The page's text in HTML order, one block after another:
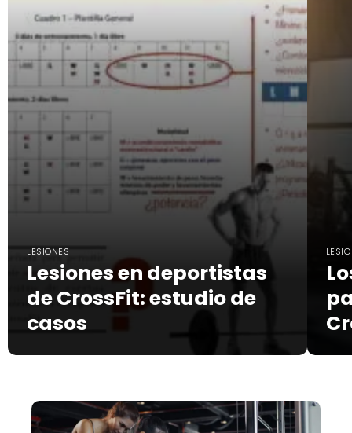
LESIONES
Lesiones en deportistas
de CrossFit: estudio de
casos